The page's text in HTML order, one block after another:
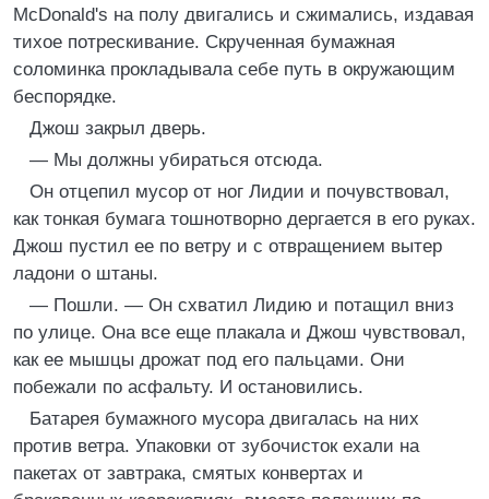
McDonald's на полу двигались и сжимались, издавая
тихое потрескивание. Скрученная бумажная
соломинка прокладывала себе путь в окружающим
беспорядке.
Джош закрыл дверь.
— Мы должны убираться отсюда.
Он отцепил мусор от ног Лидии и почувствовал,
как тонкая бумага тошнотворно дергается в его руках.
Джош пустил ее по ветру и с отвращением вытер
ладони о штаны.
— Пошли. — Он схватил Лидию и потащил вниз
по улице. Она все еще плакала и Джош чувствовал,
как ее мышцы дрожат под его пальцами. Они
побежали по асфальту. И остановились.
Батарея бумажного мусора двигалась на них
против ветра. Упаковки от зубочисток ехали на
пакетах от завтрака, смятых конвертах и